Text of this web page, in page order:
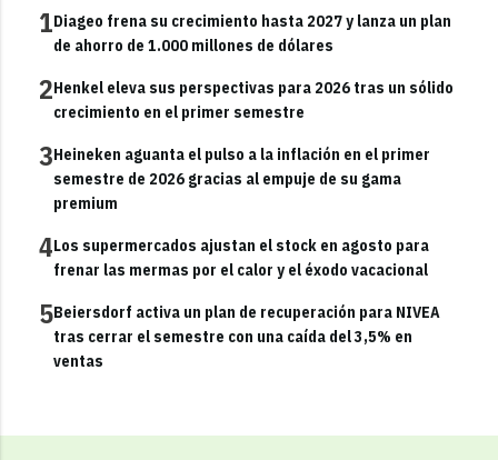
1Diageo frena su crecimiento hasta 2027 y lanza un plan
de ahorro de 1.000 millones de dólares
2Henkel eleva sus perspectivas para 2026 tras un sólido
crecimiento en el primer semestre
3Heineken aguanta el pulso a la inflación en el primer
semestre de 2026 gracias al empuje de su gama
premium
4Los supermercados ajustan el stock en agosto para
frenar las mermas por el calor y el éxodo vacacional
5Beiersdorf activa un plan de recuperación para NIVEA
tras cerrar el semestre con una caída del 3,5% en
ventas